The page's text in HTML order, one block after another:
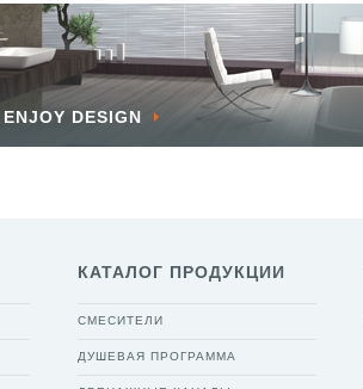
ENJOY DESIGN
КАТАЛОГ ПРОДУКЦИИ
СМЕСИТЕЛИ
ДУШЕВАЯ ПРОГРАММА